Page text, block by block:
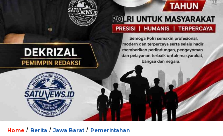
Home / Berita / Jawa Barat / Pemerintahan